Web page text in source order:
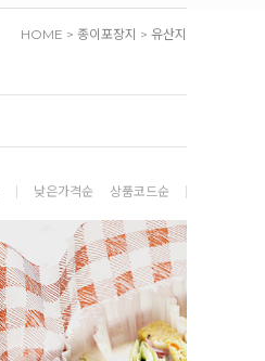
HOME > 종이포장지 > 유산지
낮은가격순 상품코드순